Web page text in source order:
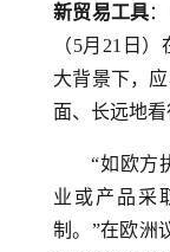
新贸易工具
（5月21日
大背景下，
面、长远地看
“如欧方
业或产品采
制。”在欧洲